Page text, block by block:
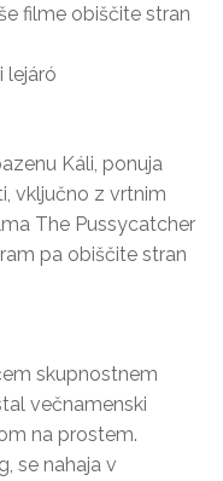
filme obiščite stran
lejáró
Káli, ponuja
vključno z vrtnim
The Pussycatcher
pa obiščite stran
skupnostnem
večnamenski
na prostem.
se nahaja v